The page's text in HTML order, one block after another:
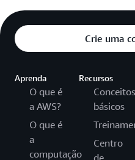
Crie uma
Aprenda
O que é
a AWS?
O que é
a
computação
Recursos
Conceitos
básicos
Centro